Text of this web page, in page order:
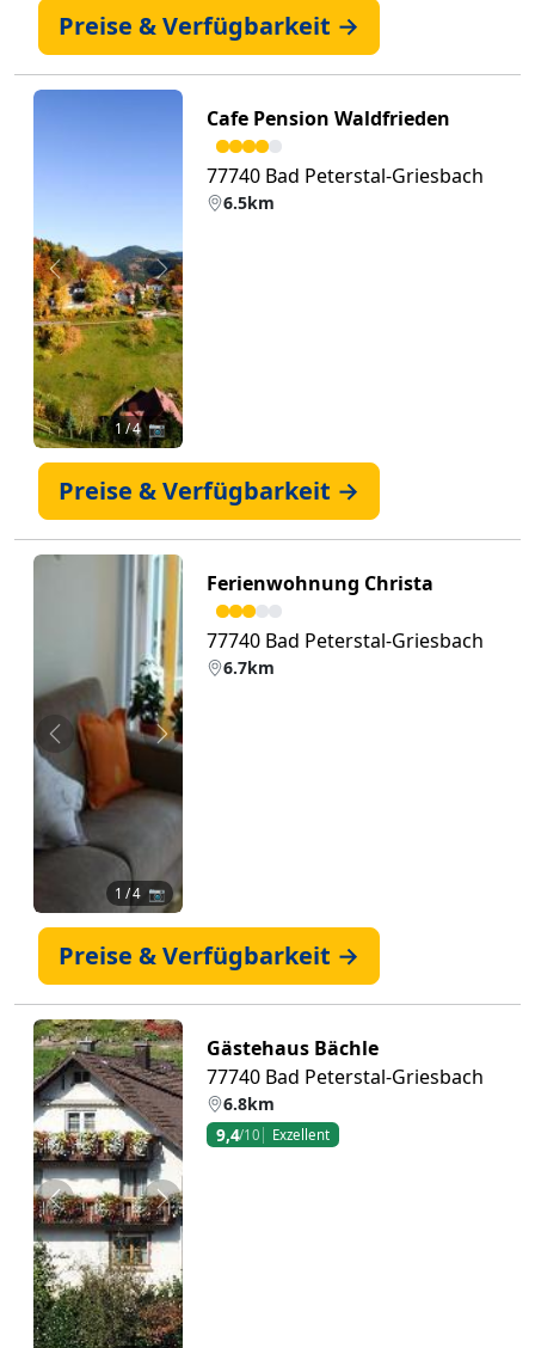
Preise & Verfügbarkeit →
Zurück Weiter
1 / 4 📷
Cafe Pension Waldfrieden
77740 Bad Peterstal-Griesbach
6.5km
Preise & Verfügbarkeit →
Zurück Weiter
1 / 4 📷
Ferienwohnung Christa
77740 Bad Peterstal-Griesbach
6.7km
Preise & Verfügbarkeit →
Zurück Weiter
Gästehaus Bächle
77740 Bad Peterstal-Griesbach
6.8km
9,4/10 Exzellent